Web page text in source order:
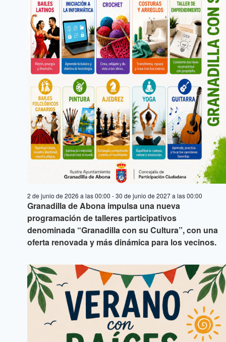
Granadilla de Abona impulsa una nueva
programación de talleres participativos
denominada “Granadilla con su Cultura”, con una
oferta renovada y más dinámica para los vecinos.
2 de junio de 2026 a las 00:00 -30 de junio de 2027 a las 00:00